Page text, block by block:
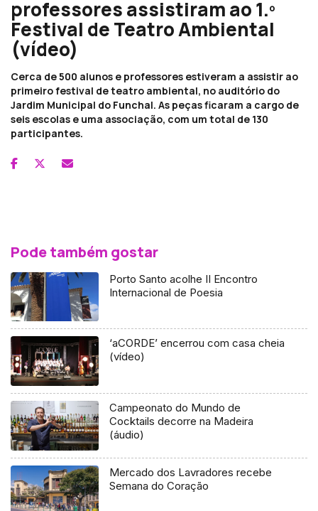
professores assistiram ao 1.º
Festival de Teatro Ambiental
(vídeo)
Cerca de 500 alunos e professores estiveram a assistir ao
primeiro festival de teatro ambiental, no auditório do
Jardim Municipal do Funchal. As peças ficaram a cargo de
seis escolas e uma associação, com um total de 130
participantes.
Pode também gostar
Porto Santo acolhe II Encontro
Internacional de Poesia
‘aCORDE’ encerrou com casa cheia
(vídeo)
Campeonato do Mundo de
Cocktails decorre na Madeira
(áudio)
Mercado dos Lavradores recebe
Semana do Coração